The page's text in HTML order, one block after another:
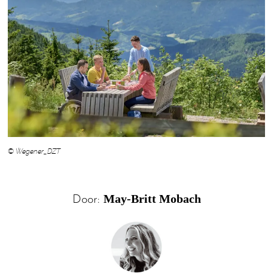
© Wegener_DZT
Door: May-Britt Mobach